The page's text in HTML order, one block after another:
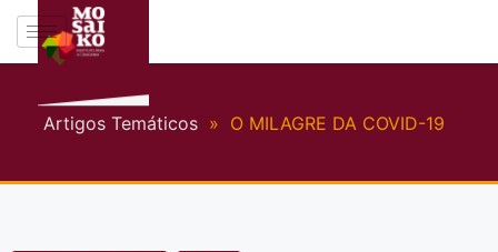
Artigos Temáticos » O MILAGRE DA COVID-19